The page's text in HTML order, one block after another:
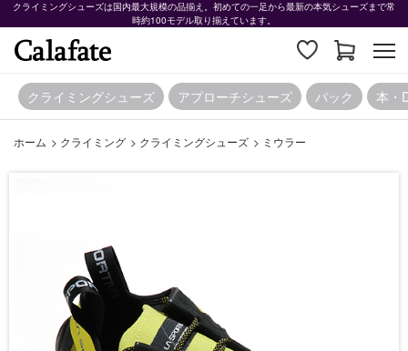
クライミングシューズは国内最大規模の品揃え。初めての一足から最新の本気シューズまで常
時約100モデル取り揃えています。
クライミングシューズ アプローチシューズ パック 本・
ホーム > クライミング > クライミングシューズ > ミウラー